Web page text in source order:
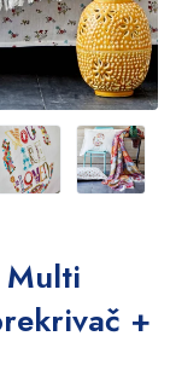
Multi
+